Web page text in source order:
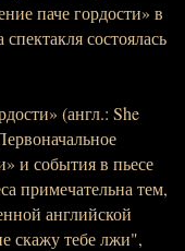
паче гордости» в
состоялась
(англ.: She
и события в пьесе
примечательна тем,
английской
скажу тебе лжи",